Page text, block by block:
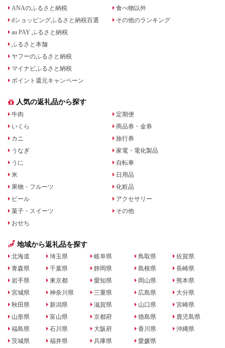
ANAのふるさと納税
dショッピングふるさと納税百選
au PAY ふるさと納税
ふるさと本舗
ヤフーのふるさと納税
マイナビふるさと納税
ポイント還元キャンペーン
食べ物以外
その他のランキング
人気の返礼品から探す
牛肉
いくら
カニ
うなぎ
うに
米
果物・フルーツ
ビール
菓子・スイーツ
おせち
定期便
商品券・金券
旅行券
家電・電化製品
自転車
日用品
化粧品
アクセサリー
その他
地域から返礼品を探す
北海道
青森県
岩手県
宮城県
秋田県
山形県
福島県
茨城県
埼玉県
千葉県
東京都
神奈川県
新潟県
富山県
石川県
福井県
岐阜県
静岡県
愛知県
三重県
滋賀県
京都府
大阪府
兵庫県
鳥取県
島根県
岡山県
広島県
山口県
徳島県
香川県
愛媛県
佐賀県
長崎県
熊本県
大分県
宮崎県
鹿児島県
沖縄県